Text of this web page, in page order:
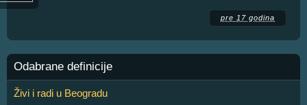
pre 17 godina
Odabrane definicije
Živi i radi u Beogradu